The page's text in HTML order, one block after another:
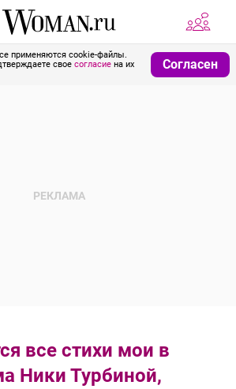
применяются cookie-файлы.
свое согласие на их
Согласен
все стихи мои в
Ники Турбиной,